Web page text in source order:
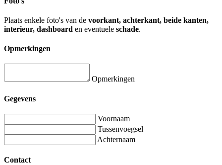
Plaats enkele foto's van de voorkant, achterkant, beide kanten,
interieur, dashboard en eventuele schade.
Opmerkingen
Opmerkingen
Gegevens
Voornaam
Tussenvoegsel
Achternaam
Contact